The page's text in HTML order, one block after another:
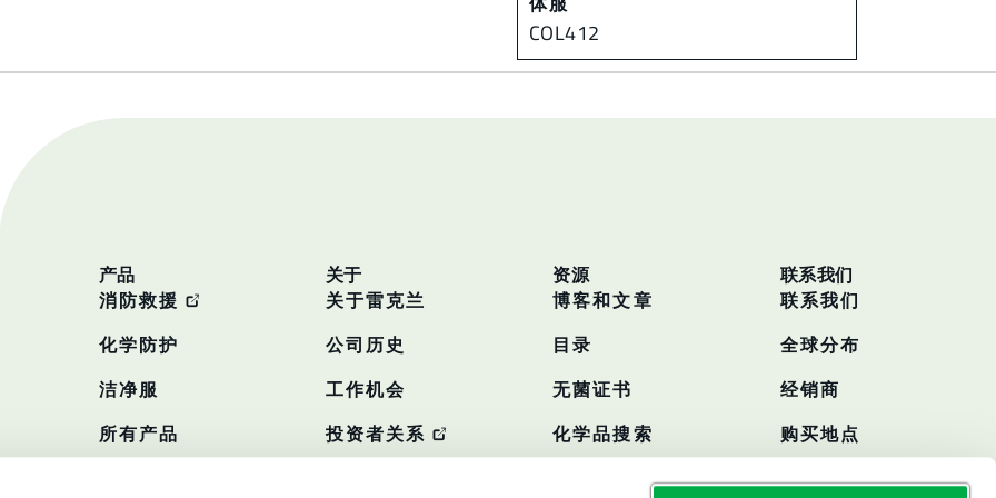
COL412
产品
消防救援
化学防护
洁净服
所有产品
关于
关于雷克兰
公司历史
工作机会
投资者关系
资源
博客和文章
目录
无菌证书
化学品搜索
联系我们
联系我们
全球分布
经销商
购买地点